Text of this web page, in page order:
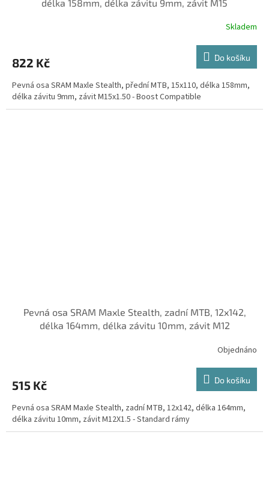
délka 158mm, délka závitu 9mm, závit M15
Skladem
822 Kč Do košíku
Pevná osa SRAM Maxle Stealth, přední MTB, 15x110, délka 158mm,
délka závitu 9mm, závit M15x1.50 - Boost Compatible
Pevná osa SRAM Maxle Stealth, zadní MTB, 12x142,
délka 164mm, délka závitu 10mm, závit M12
Objednáno
515 Kč Do košíku
Pevná osa SRAM Maxle Stealth, zadní MTB, 12x142, délka 164mm,
délka závitu 10mm, závit M12X1.5 - Standard rámy